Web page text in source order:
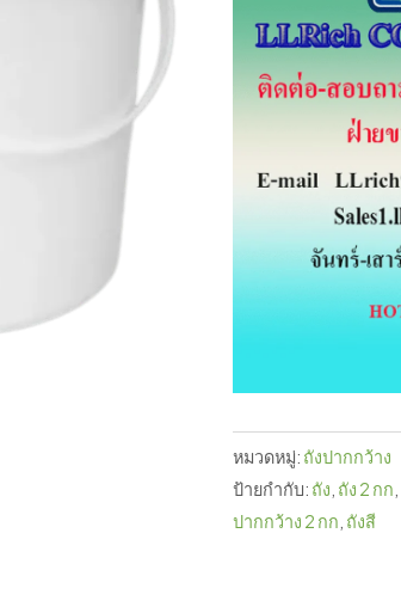
หมวดหมู่: ถังปากกว้าง
ป้ายกำกับ: ถัง ถัง 2 กก
ปากกว้าง 2 กก ถังสี